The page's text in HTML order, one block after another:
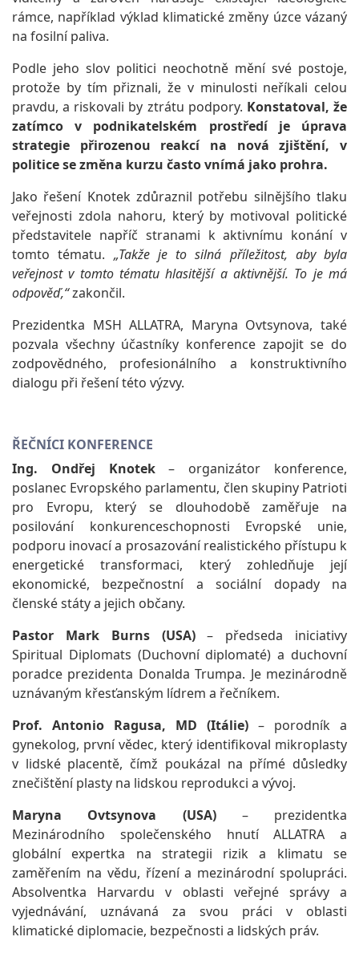
rámce, například výklad klimatické změny úzce vázaný
na fosilní paliva.
Podle jeho slov politici neochotně mění své postoje,
protože by tím přiznali, že v minulosti neříkali celou
pravdu, a riskovali by ztrátu podpory. Konstatoval, že
zatímco v podnikatelském prostředí je úprava
strategie přirozenou reakcí na nová zjištění, v
politice se změna kurzu často vnímá jako prohra.
Jako řešení Knotek zdůraznil potřebu silnějšího tlaku
veřejnosti zdola nahoru, který by motivoval politické
představitele napříč stranami k aktivnímu konání v
tomto tématu. „Takže je to silná příležitost, aby byla
veřejnost v tomto tématu hlasitější a aktivnější. To je má
odpověď,“zakončil.
Prezidentka MSH ALLATRA, Maryna Ovtsynova, také
pozvala všechny účastníky konference zapojit se do
zodpovědného, profesionálního a konstruktivního
dialogu při řešení této výzvy.
ŘEČNÍCI KONFERENCE
Ing. Ondřej Knotek
– organizátor konference,
poslanec Evropského parlamentu, člen skupiny Patrioti
pro Evropu, který se dlouhodobě zaměřuje na
posilování konkurenceschopnosti Evropské unie,
podporu inovací a prosazování realistického přístupu k
energetické transformaci, který zohledňuje její
ekonomické, bezpečnostní a sociální dopady na
členské státy a jejich občany.
Pastor Mark Burns (USA)– předseda iniciativy
Spiritual Diplomats (Duchovní diplomaté) a duchovní
poradce prezidenta Donalda Trumpa. Je mezinárodně
uznávaným křesťanským lídrem a řečníkem.
Prof. Antonio Ragusa, MD (Itálie) – porodník a
gynekolog, první vědec, který identifikoval mikroplasty
v lidské placentě, čímž poukázal na přímé důsledky
znečištění plasty na lidskou reprodukci a vývoj.
Maryna Ovtsynova (USA)
– prezidentka
Mezinárodního společenského hnutí ALLATRA a
globální expertka na strategii rizik a klimatu se
zaměřením na vědu, řízení a mezinárodní spolupráci.
Absolventka Harvardu v oblasti veřejné správy a
vyjednávání, uznávaná za svou práci v oblasti
klimatické diplomacie, bezpečnosti a lidských práv.